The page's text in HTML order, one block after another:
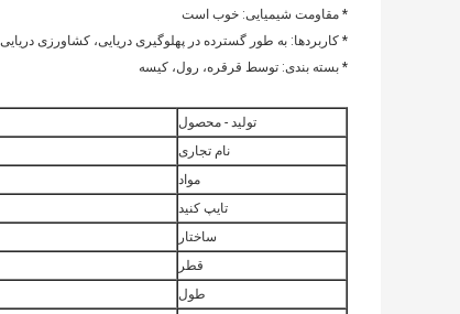
* مقاومت شیمیایی: خوب است
* کاربردها: به طور گسترده در پهلوگیری دریایی، کشاورزی
* بسته بندی: توسط قرقره، رول، کیسه
تولید - محصول
نام تجاری
مواد
تایپ کنید
ساختار
قطر
طول